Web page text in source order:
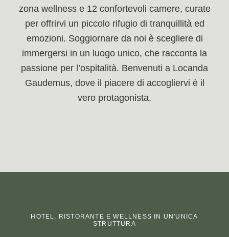
zona wellness e 12 confortevoli camere, curate
per offrirvi un piccolo rifugio di tranquillità ed
emozioni. Soggiornare da noi è scegliere di
immergersi in un luogo unico, che racconta la
passione per l’ospitalità. Benvenuti a Locanda
Gaudemus, dove il piacere di accogliervi è il
vero protagonista.
HOTEL, RISTORANTE E WELLNESS IN UN'UNICA
STRUTTURA